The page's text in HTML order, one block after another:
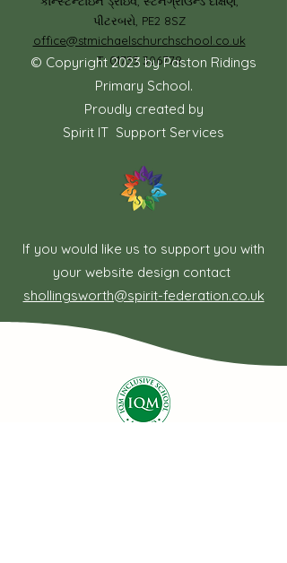
પીટરબરો, PE2 8SZ
office@stmichaelschurchschool.co.uk
T:01733 306778
© Copyright 2023 by Paston Ridings
Primary School.
Proudly created by
Spirit IT Support Services
If you would like us to support you with
your website design contact
shollingsworth@spirit-federation.co.uk